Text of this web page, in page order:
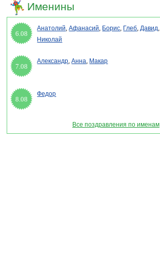
Именины
6.08
Анатолий,Афанасий, Борис, Глеб,Давид,
Николай
7.08
Александр,Анна, Макар
8.08
Федор
Все поздравления по именам